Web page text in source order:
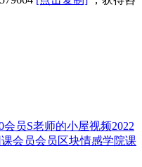
会员S老师的小屋视频2022
会员会员区块情感学院课